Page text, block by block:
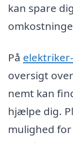
kan spare
På
oversigt
nemt kan
hjælpe dig.
mulighed